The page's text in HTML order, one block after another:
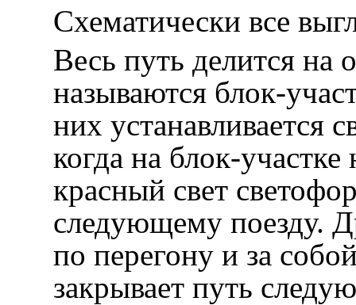
Схематически все
Весь путь делится на
называются блок-
них устанавливается
когда на блок-участке
красный свет
следующему поезду.
по перегону и за
закрывает путь